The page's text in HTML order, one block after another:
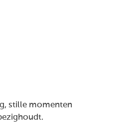
stille momenten